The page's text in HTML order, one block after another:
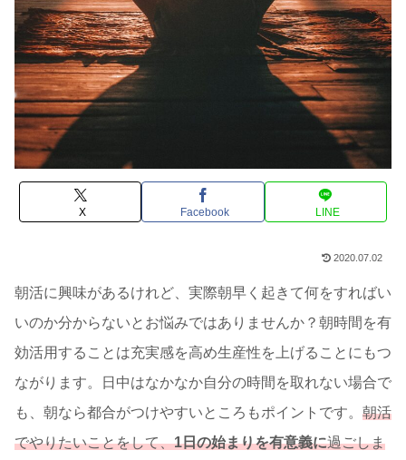
X Facebook LINE
2020.07.02
朝活に興味があるけれど、実際朝早く起きて何をすればい
いのか分からないとお悩みではありませんか？朝時間を有
効活用することは充実感を高め生産性を上げることにもつ
ながります。日中はなかなか自分の時間を取れない場合で
も、朝なら都合がつけやすいところもポイントです。 朝活
でやりたいことをして、1日の始まりを有意義に過ごしま